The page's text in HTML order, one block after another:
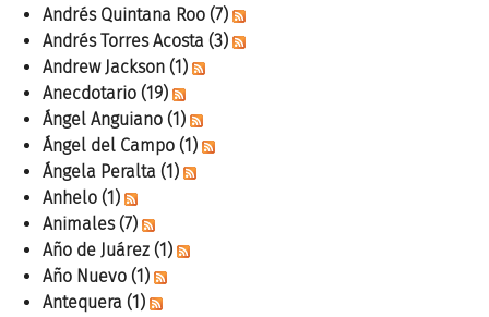
Andrés Quintana Roo (7)
Andrés Torres Acosta (3)
Andrew Jackson (1)
Anecdotario (19)
Ángel Anguiano (1)
Ángel del Campo (1)
Ángela Peralta (1)
Anhelo (1)
Animales (7)
Año de Juárez (1)
Año Nuevo (1)
Antequera (1)